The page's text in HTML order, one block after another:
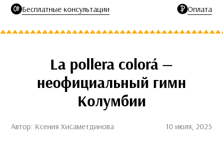
Бесплатные консультации Оплата
La pollera colorá —
неофициальный гимн
Колумбии
Автор: Ксения Хисаметдинова 10 июля, 2025